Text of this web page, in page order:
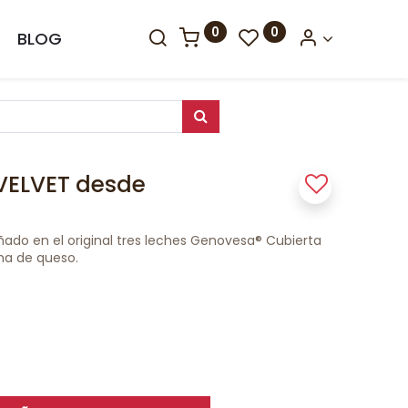
BLOG 0 0
desde
en el original tres leches Genovesa® Cubierta
de queso.